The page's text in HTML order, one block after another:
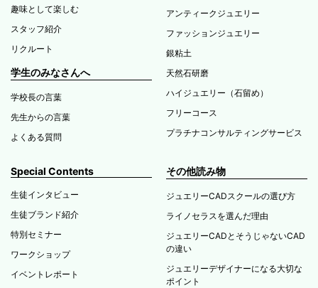
趣味として楽しむ
スタッフ紹介
リクルート
学生のみなさんへ
学校長の言葉
先生からの言葉
よくある質問
アンティークジュエリー
ファッションジュエリー
銀粘土
天然石研磨
ハイジュエリー（石留め）
フリーコース
プラチナコンサルティングサービス
Special Contents
生徒インタビュー
生徒ブランド紹介
特別セミナー
ワークショップ
イベントレポート
その他読み物
ジュエリーCADスクールの選び方
ライノセラスを選んだ理由
ジュエリーCADとそうじゃないCAD
の違い
ジュエリーデザイナーになる大切な
ポイント